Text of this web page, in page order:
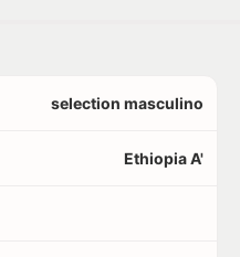
selection masculino
Ethiopia A'